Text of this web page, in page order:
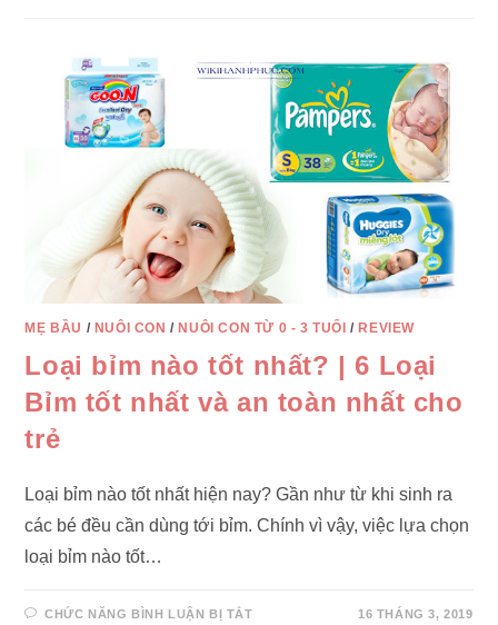
CHO
BÉ
SƠ
SINH
XEM
CHI
TIẾT
MẸ BẦU / NUÔI CON / NUÔI CON TỪ 0 - 3 TUỔI / REVIEW
Loại bỉm nào tốt nhất? | 6 Loại
Bỉm tốt nhất và an toàn nhất cho
trẻ
Loại bỉm nào tốt nhất hiện nay? Gần như từ khi sinh ra
các bé đều cần dùng tới bỉm. Chính vì vậy, việc lựa chọn
loại bỉm nào tốt…
CHỨC NĂNG BÌNH LUẬN BỊ TẮTỞ
16 THÁNG 3, 2019